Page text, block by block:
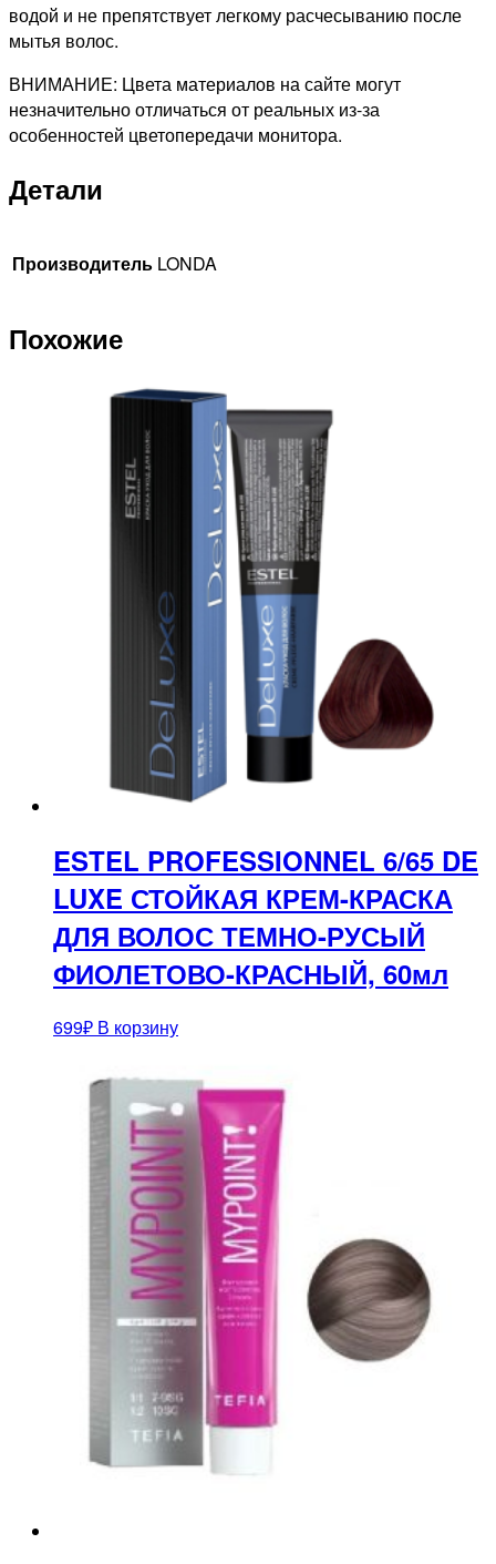
водой и не препятствует легкому расчесыванию после
мытья волос.
ВНИМАНИЕ: Цвета материалов на сайте могут
незначительно отличаться от реальных из-за
особенностей цветопередачи монитора.
Детали
Производитель LONDA
Похожие
ESTEL PROFESSIONNEL 6/65 DE
LUXE СТОЙКАЯ КРЕМ-КРАСКА
ДЛЯ ВОЛОС ТЕМНО-РУСЫЙ
ФИОЛЕТОВО-КРАСНЫЙ, 60мл
699₽ В корзину